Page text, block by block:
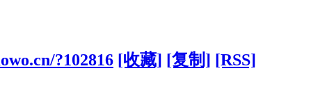
?102816 [收藏] [复制] [RSS]